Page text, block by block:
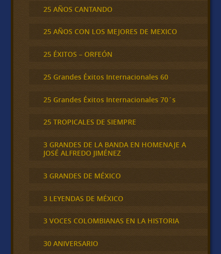
25 AÑOS CANTANDO
25 AÑOS CON LOS MEJORES DE MEXICO
25 ÉXITOS – ORFEÓN
25 Grandes Éxitos Internacionales 60
25 Grandes Éxitos Internacionales 70´s
25 TROPICALES DE SIEMPRE
3 GRANDES DE LA BANDA EN HOMENAJE A
JOSÉ ALFREDO JIMÉNEZ
3 GRANDES DE MÉXICO
3 LEYENDAS DE MÉXICO
3 VOCES COLOMBIANAS EN LA HISTORIA
30 ANIVERSARIO